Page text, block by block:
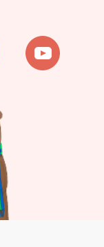
很好摸
們到很晚
且配送也
✨✨✨